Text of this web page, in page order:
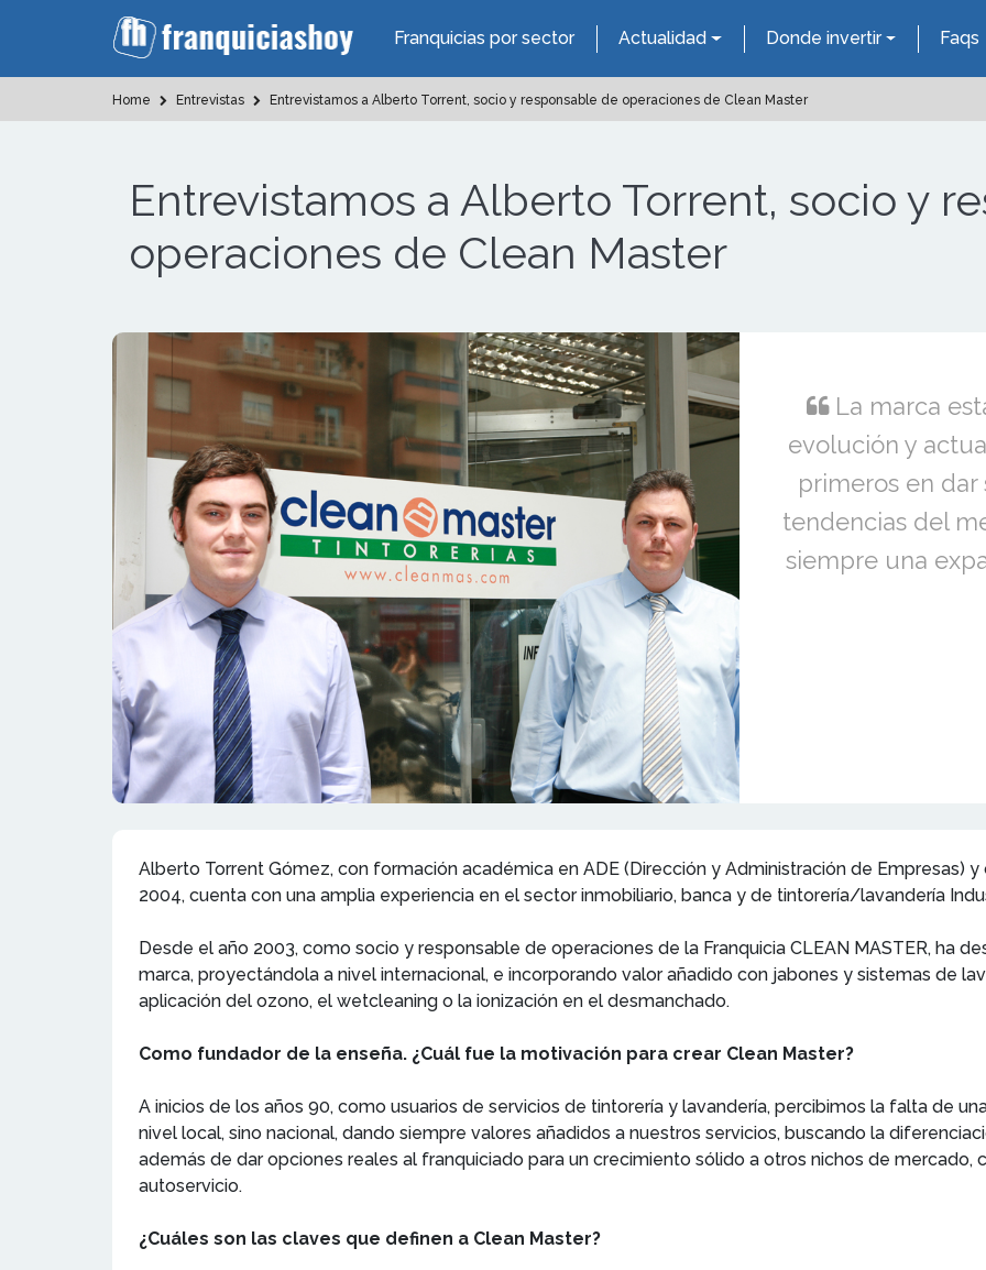
Franquicias por sector Actualidad Donde invertir Faqs
Home Entrevistas Entrevistamos a Alberto Torrent, socio y responsable de operaciones de Clean Master
Entrevistamos a Alberto Torrent, socio y
operaciones de Clean Master
La marca
evolución y
primeros en dar
tendencias del
siempre una
Alberto Torrent Gómez, con formación académica en ADE (Dirección y Administración de Empresas)
2004, cuenta con una amplia experiencia en el sector inmobiliario, banca y de tintorería/lavandería
Desde el año 2003, como socio y responsable de operaciones de la Franquicia CLEAN MASTER, ha
marca, proyectándola a nivel internacional, e incorporando valor añadido con jabones y sistemas de
aplicación del ozono, el wetcleaning o la ionización en el desmanchado.
Como fundador de la enseña. ¿Cuál fue la motivación para crear Clean Master?
A inicios de los años 90, como usuarios de servicios de tintorería y lavandería, percibimos la falta de
nivel local, sino nacional, dando siempre valores añadidos a nuestros servicios, buscando la
además de dar opciones reales al franquiciado para un crecimiento sólido a otros nichos de mercado,
autoservicio.
¿Cuáles son las claves que definen a Clean Master?